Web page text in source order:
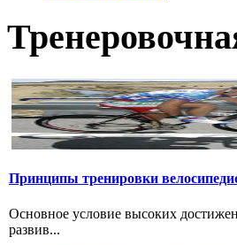
Принципы тренировки
Основное условие высоких
развив...